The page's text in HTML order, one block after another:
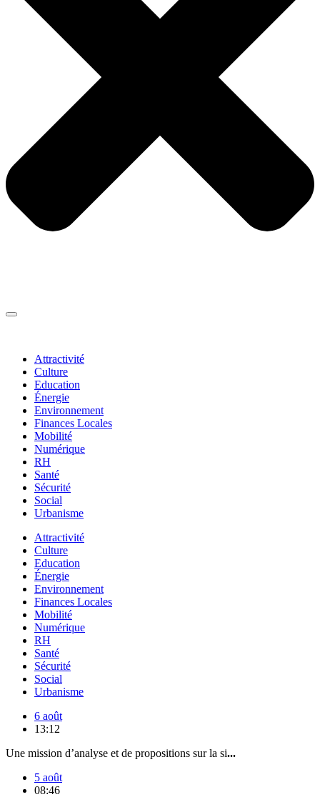
Attractivité
Culture
Education
Énergie
Environnement
Finances Locales
Mobilité
Numérique
RH
Santé
Sécurité
Social
Urbanisme
Attractivité
Culture
Education
Énergie
Environnement
Finances Locales
Mobilité
Numérique
RH
Santé
Sécurité
Social
Urbanisme
6 août
13:12
Une mission d’analyse et de propositions sur la si...
5 août
08:46